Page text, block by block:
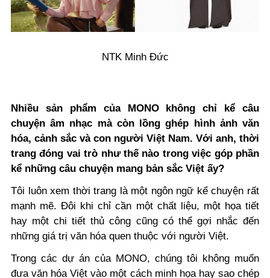
NTK Minh Đức
Nhiều sản phẩm của MONO không chỉ kể câu
chuyện âm nhạc mà còn lồng ghép hình ảnh văn
hóa, cảnh sắc và con người Việt Nam. Với anh, thời
trang đóng vai trò như thế nào trong việc góp phần
kể những câu chuyện mang bản sắc Việt ấy?
Tôi luôn xem thời trang là một ngôn ngữ kể chuyện rất
mạnh mẽ. Đôi khi chỉ cần một chất liệu, một họa tiết
hay một chi tiết thủ công cũng có thể gợi nhắc đến
những giá trị văn hóa quen thuộc với người Việt.
Trong các dự án của MONO, chúng tôi không muốn
đưa văn hóa Việt vào một cách minh họa hay sao chép